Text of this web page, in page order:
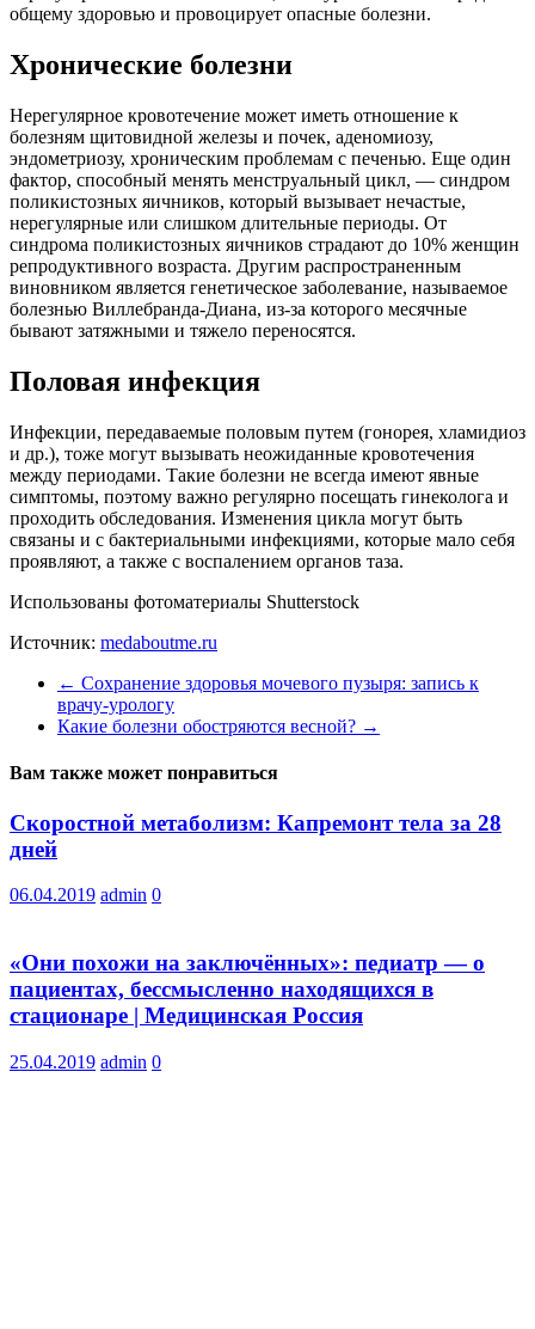
общему здоровью и провоцирует опасные болезни.
Хронические болезни
Нерегулярное кровотечение может иметь отношение к
болезням щитовидной железы и почек, аденомиозу,
эндометриозу, хроническим проблемам с печенью. Еще один
фактор, способный менять менструальный цикл, — синдром
поликистозных яичников, который вызывает нечастые,
нерегулярные или слишком длительные периоды. От
синдрома поликистозных яичников страдают до 10% женщин
репродуктивного возраста. Другим распространенным
виновником является генетическое заболевание, называемое
болезнью Виллебранда-Диана, из-за которого месячные
бывают затяжными и тяжело переносятся.
Половая инфекция
Инфекции, передаваемые половым путем (гонорея, хламидиоз
и др.), тоже могут вызывать неожиданные кровотечения
между периодами. Такие болезни не всегда имеют явные
симптомы, поэтому важно регулярно посещать гинеколога и
проходить обследования. Изменения цикла могут быть
связаны и с бактериальными инфекциями, которые мало себя
проявляют, а также с воспалением органов таза.
Использованы фотоматериалы Shutterstock
Источник: medaboutme.ru
← Сохранение здоровья мочевого пузыря: запись к
врачу-урологу
Какие болезни обостряются весной? →
Вам также может понравиться
Скоростной метаболизм: Капремонт тела за 28
дней
06.04.2019 admin 0
«Они похожи на заключённых»: педиатр — о
пациентах, бессмысленно находящихся в
стационаре | Медицинская Россия
25.04.2019 admin 0